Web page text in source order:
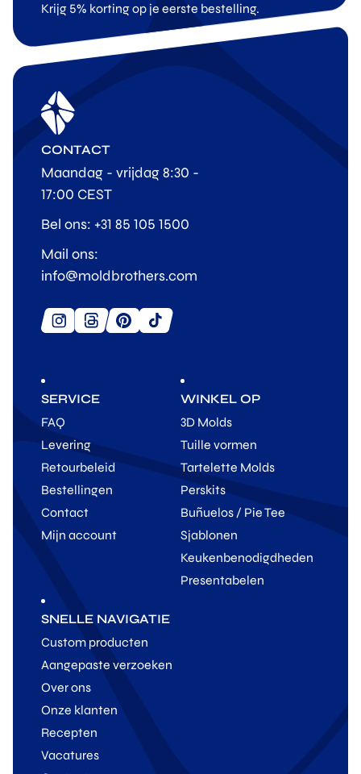
Krijg 5% korting op je eerste bestelling.
SERVICE
FAQ
Levering
Retourbeleid
Bestellingen
Contact
Mijn account
WINKEL OP
3D Molds
Tuille vormen
Tartelette Molds
Perskits
Buñuelos / Pie Tee
Sjablonen
Keukenbenodigdheden
Presentabelen
SNELLE NAVIGATIE
Custom producten
Aangepaste verzoeken
Over ons
Onze klanten
Recepten
Vacatures
CONTACT
Maandag - vrijdag 8:30 -
17:00 CEST
Bel ons: +31 85 105 1500
Mail ons:
info@moldbrothers.com